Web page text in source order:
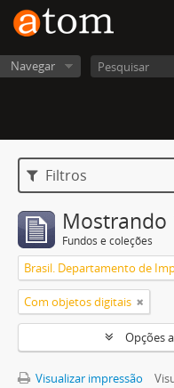
Navegar
Filtros
Mostrando
Fundos e coleções
Com objetos digitais
Opções
Visualizar impressão